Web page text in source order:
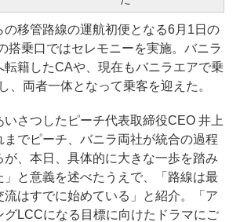
移管路線の運航初便となる6月1日の
搭乗口ではセレモニーを実施。バニラ
転籍したCAや、現在もバニラエアで乗
、両者一体となって乗客を迎えた。
さつしたピーチ代表取締役CEO 井上
までピーチ、バニラ両社が統合の過程
が、本日、具体的に大きな一歩を踏み
」と意義を述べたうえで、「路線は最
流はすでに始めている」と紹介。「ア
グLCCになる目標に向けたドラマにご